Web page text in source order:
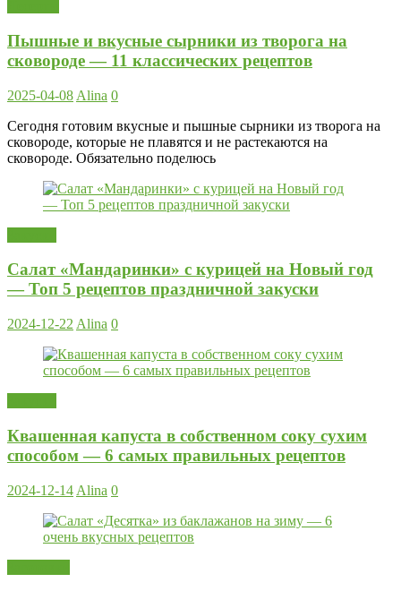
Пышные и вкусные сырники из творога на
сковороде — 11 классических рецептов
2025-04-08 Alina 0
Сегодня готовим вкусные и пышные сырники из творога на
сковороде, которые не плавятся и не растекаются на
сковороде. Обязательно поделюсь
Салат «Мандаринки» с курицей на Новый год
— Топ 5 рецептов праздничной закуски
2024-12-22 Alina 0
Квашенная капуста в собственном соку сухим
способом — 6 самых правильных рецептов
2024-12-14 Alina 0